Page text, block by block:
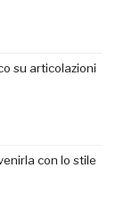
su articolazioni
con lo stile